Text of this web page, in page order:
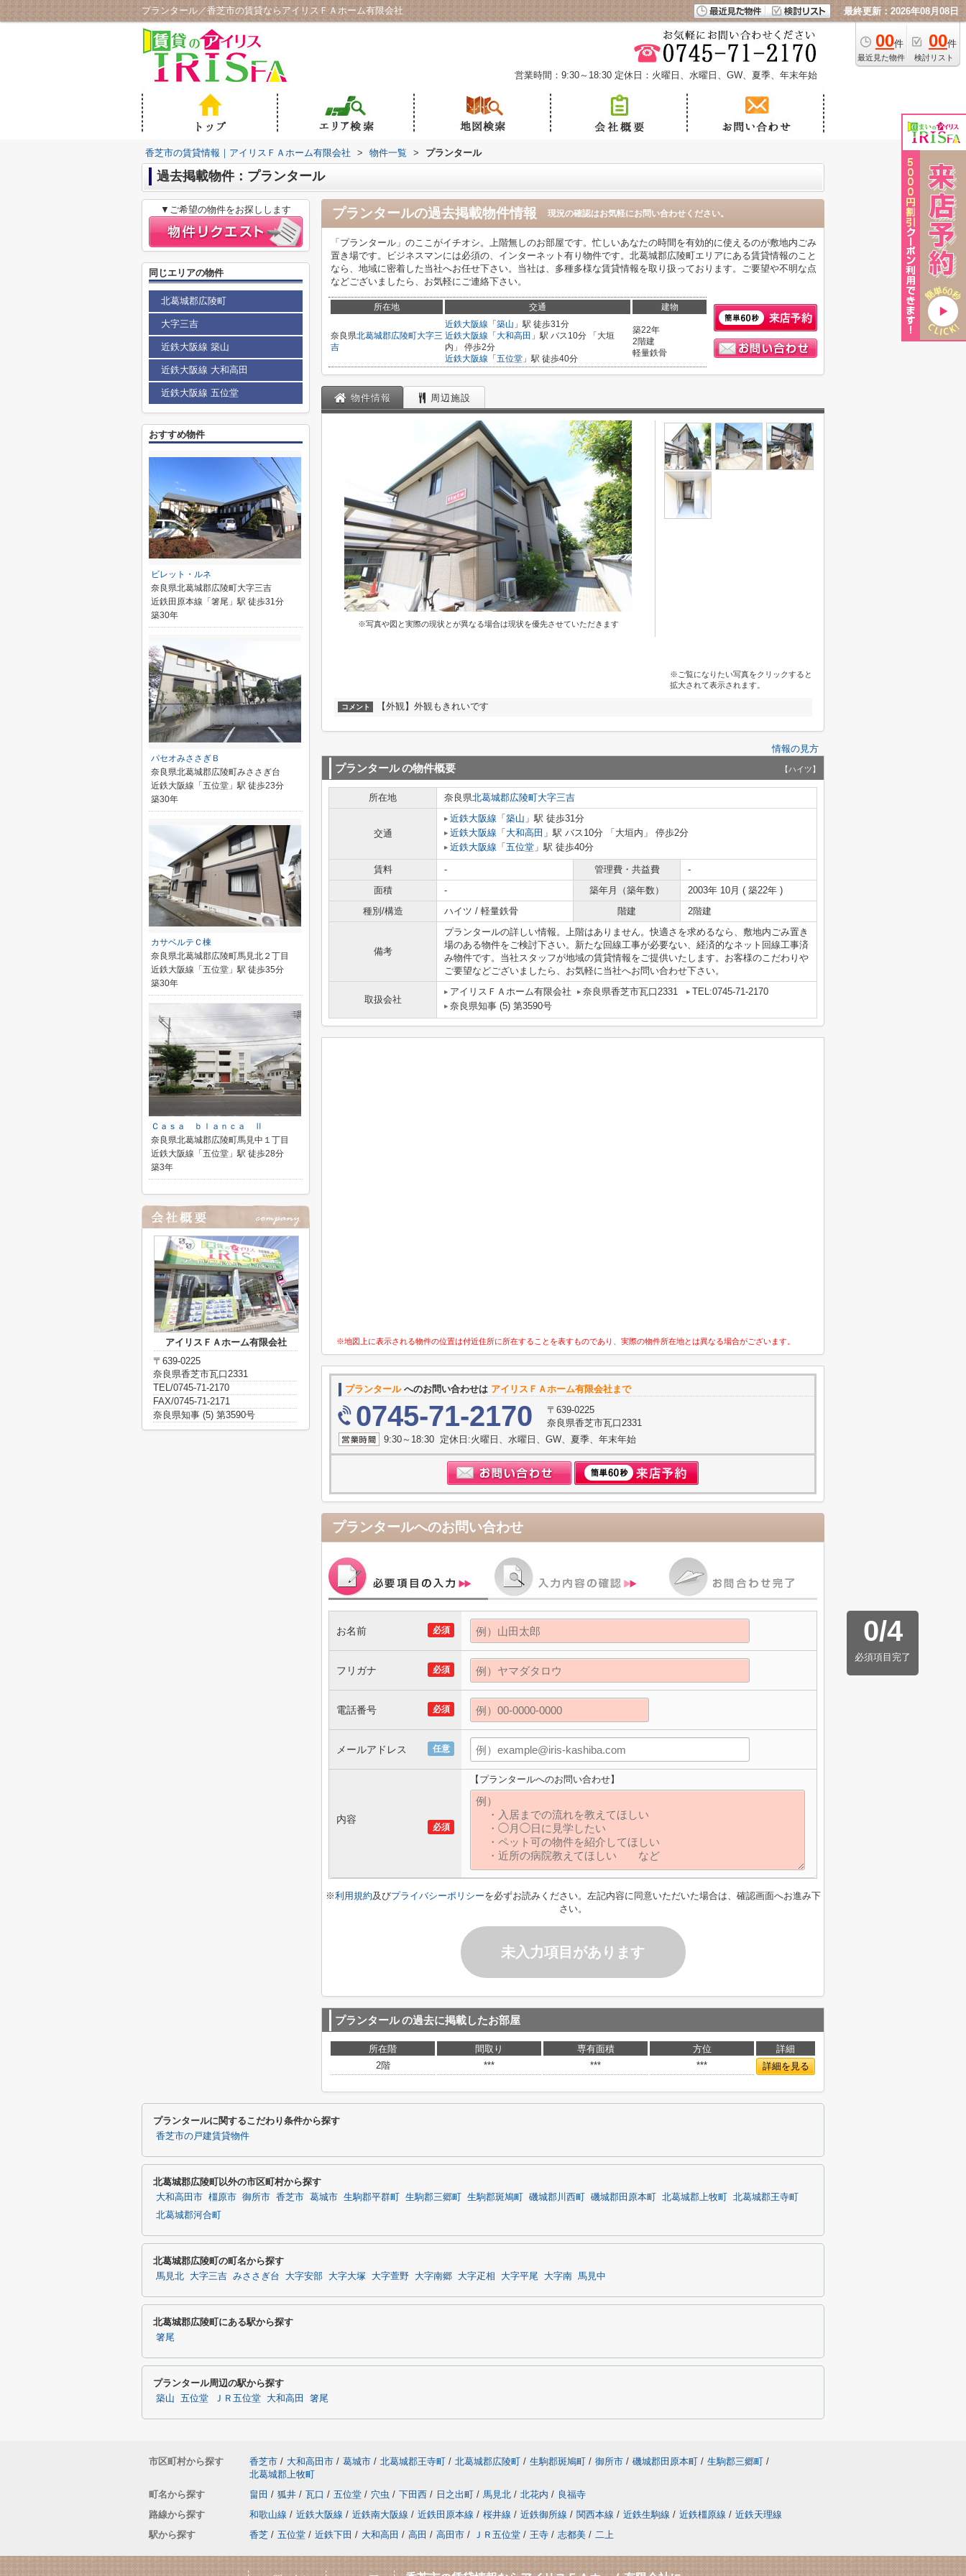
プランタール／香芝市の賃貸ならアイリスＦＡホーム有限会社 最終更新：2026年08月08日
00件
最近見た物件
00件
検討リスト
営業時間：9:30～18:30 定休日：火曜日、水曜日、GW、夏季、年末年始
香芝市の賃貸情報｜アイリスＦＡホーム有限会社 > 物件一覧 > プランタール
過去掲載物件：プランタール
プランタールの過去掲載物件情報 現況の確認はお気軽にお問い合わせください。
「プランタール」のここがイチオシ。上階無しのお部屋です。忙しいあなたの時間を有効的に使えるのが敷地内ごみ
置き場です。ビジネスマンには必須の、インターネット有り物件です。北葛城郡広陵町エリアにある賃貸情報のこと
なら、地域に密着した当社へお任せ下さい。当社は、多種多様な賃貸情報を取り扱っております。ご要望や不明な点
などございましたら、お気軽にご連絡下さい。
所在地 交通 建物
奈良県北葛城郡広陵町大字三
吉
近鉄大阪線 「 築山 」駅 徒歩31分
近鉄大阪線 「 大和高田 」駅 バス10分 「大垣
内」 停歩2分
近鉄大阪線 「 五位堂 」駅 徒歩40分
築22年
2階建
軽量鉄骨
物件情報 周辺施設
※写真や図と実際の現状とが異なる場合は現状を優先させていただきます
※ご覧になりたい写真をクリックすると
拡大されて表示されます。
コメント 【外観】外観もきれいです
情報の見方
プランタールの物件概要 【ハイツ】
所在地 奈良県北葛城郡広陵町大字三吉
交通
近鉄大阪線 「 築山 」駅 徒歩31分
近鉄大阪線 「 大和高田 」駅 バス10分 「大垣内」 停歩2分
近鉄大阪線 「 五位堂 」駅 徒歩40分
賃料 - 管理費・共益費
-
面積
- 築年月（築年数）
2003年 10月 ( 築22年 )
種別/構造
ハイツ / 軽量鉄骨 階建 2階建
備考
プランタールの詳しい情報。上階はありません。快適さを求めるなら、敷地内ごみ置き
場のある物件をご検討下さい。新たな回線工事が必要ない、経済的なネット回線工事済
み物件です。当社スタッフが地域の賃貸情報をご提供いたします。お客様のこだわりや
ご要望などございましたら、お気軽に当社へお問い合わせ下さい。
取扱会社
アイリスＦＡホーム有限会社 奈良県香芝市瓦口2331
TEL:0745-71-2170
奈良県知事 (5) 第3590号
※地図上に表示される物件の位置は付近住所に所在することを表すものであり、実際の物件所在地とは異なる場合がございます。
プランタールへのお問い合わせは アイリスＦＡホーム有限会社まで
0745-71-2170
〒639-0225
奈良県香芝市瓦口2331
9:30～18:30 定休日:火曜日、水曜日、GW、夏季、年末年始
プランタールへのお問い合わせ
0/4
必須項目完了
必須
お名前
必須
フリガナ
必須
電話番号
任意
メールアドレス
必須
内容
【プランタールへのお問い合わせ】
※利用規約及びプライバシーポリシーを必ずお読みください。左記内容に同意いただいた場合は、確認画面へお進み下
さい。
未入力項目があります
プランタールの過去に掲載したお部屋
所在階 間取り 専有面積 方位
詳細
2階
*** *** *** 詳細を見る
▼ご希望の物件をお探しします
同じエリアの物件
北葛城郡広陵町
大字三吉
近鉄大阪線 築山
近鉄大阪線 大和高田
近鉄大阪線 五位堂
おすすめ物件
ビレット・ルネ
奈良県北葛城郡広陵町大字三吉
近鉄田原本線「箸尾」駅 徒歩31分
築30年
パセオみささぎＢ
奈良県北葛城郡広陵町みささぎ台
近鉄大阪線「五位堂」駅 徒歩23分
築30年
カサベルテＣ棟
奈良県北葛城郡広陵町馬見北２丁目
近鉄大阪線「五位堂」駅 徒歩35分
築30年
Ｃａｓａ ｂｌａｎｃａ Ⅱ
奈良県北葛城郡広陵町馬見中１丁目
近鉄大阪線「五位堂」駅 徒歩28分
築3年
アイリスＦＡホーム有限会社
〒639-0225
奈良県香芝市瓦口2331
TEL/0745-71-2170
FAX/0745-71-2171
奈良県知事 (5) 第3590号
プランタールに関するこだわり条件から探す
香芝市の戸建賃貸物件
北葛城郡広陵町以外の市区町村から探す
大和高田市 橿原市 御所市 香芝市 葛城市 生駒郡平群町 生駒郡三郷町 生駒郡斑鳩町 磯城郡川西町 磯城郡田原本町 北葛城郡上牧町
北葛城郡王寺町
北葛城郡河合町
北葛城郡広陵町の町名から探す
馬見北 大字三吉 みささぎ台 大字安部 大字大塚 大字萱野 大字南郷 大字疋相 大字平尾 大字南 馬見中
北葛城郡広陵町にある駅から探す
箸尾
プランタール周辺の駅から探す
築山 五位堂 ＪＲ五位堂 大和高田 箸尾
市区町村から探す 香芝市 / 大和高田市 / 葛城市 / 北葛城郡王寺町 / 北葛城郡広陵町 / 生駒郡斑鳩町 / 御所市 / 磯城郡田原本町 / 生駒郡三郷町 /
北葛城郡上牧町
町名から探す
畠田 / 狐井 / 瓦口 / 五位堂 / 穴虫 / 下田西 / 日之出町 / 馬見北 / 北花内 / 良福寺
路線から探す
和歌山線 / 近鉄大阪線 / 近鉄南大阪線 / 近鉄田原本線 / 桜井線 / 近鉄御所線 / 関西本線 / 近鉄生駒線 / 近鉄橿原線 / 近鉄天理線
駅から探す
香芝 / 五位堂 / 近鉄下田 / 大和高田 / 高田 / 高田市 / ＪＲ五位堂 / 王寺 / 志都美 / 二上